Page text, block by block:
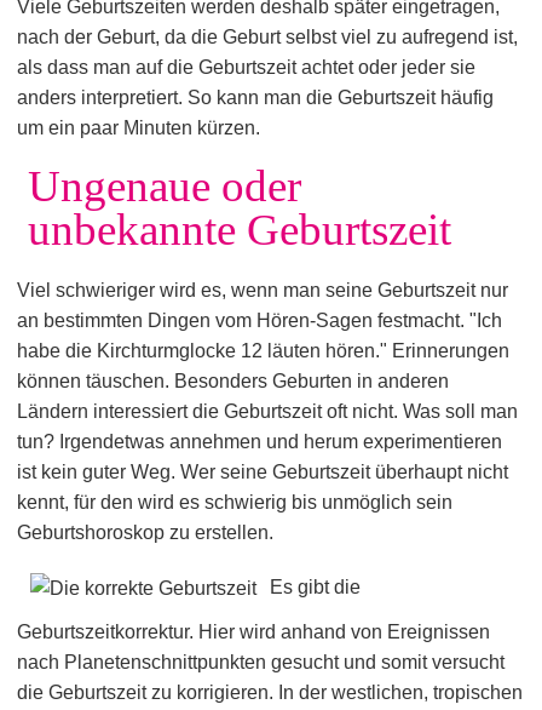
Viele Geburtszeiten werden deshalb später eingetragen,
nach der Geburt, da die Geburt selbst viel zu aufregend ist,
als dass man auf die Geburtszeit achtet oder jeder sie
anders interpretiert. So kann man die Geburtszeit häufig
um ein paar Minuten kürzen.
Ungenaue oder
unbekannte Geburtszeit
Viel schwieriger wird es, wenn man seine Geburtszeit nur
an bestimmten Dingen vom Hören-Sagen festmacht. "Ich
habe die Kirchturmglocke 12 läuten hören." Erinnerungen
können täuschen. Besonders Geburten in anderen
Ländern interessiert die Geburtszeit oft nicht. Was soll man
tun? Irgendetwas annehmen und herum experimentieren
ist kein guter Weg. Wer seine Geburtszeit überhaupt nicht
kennt, für den wird es schwierig bis unmöglich sein
Geburtshoroskop zu erstellen.
Es gibt die
Geburtszeitkorrektur. Hier wird anhand von Ereignissen
nach Planetenschnittpunkten gesucht und somit versucht
die Geburtszeit zu korrigieren. In der westlichen, tropischen